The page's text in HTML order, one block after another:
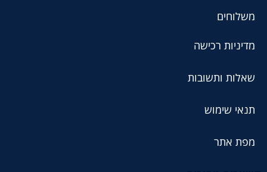
משלוחים
מדיניות רכישה
שאלות ותשובות
תנאי שימוש
מפת אתר